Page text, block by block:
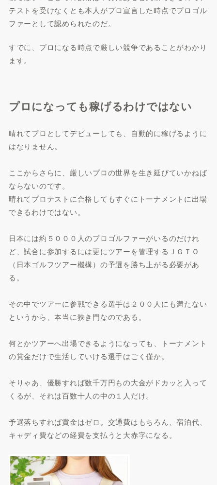
テストを受けなくとも本人がプロ宣言した時点でプロゴル
ファーとして認められたのだ。
すでに、プロになる時点で厳しい競争であることがわかり
ます。
プロになっても稼げるわけではない
晴れてプロとしてデビューしても、自動的に稼げるように
はなりません。
ここからさらに、厳しいプロの世界を生き延びていかねば
ならないのです。
晴れてプロテストに合格してもすぐにトーナメントに出場
できるわけではない。
日本には約５０００人のプロゴルファーがいるのだけれ
ど、試合に参加するには更にツアーを管理するＪＧＴＯ
（日本ゴルフツアー機構）の予選を勝ち上がる必要があ
る。
その中でツアーに参戦できる選手は２００人にも満たない
というから、本当に狭き門なのである。
何とかツアーへ出場できるようになっても、トーナメント
の賞金だけで生活していける選手はごく僅か。
そりゃあ、優勝すれば数千万円もの大金がドカッと入って
くるが、それは百数十人の中の１人だけ。
予選落ちすれば賞金はゼロ。交通費はもちろん、宿泊代、
キャディ費などの経費を支払うと大赤字になる。